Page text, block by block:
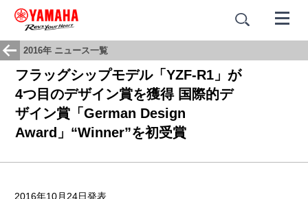
2016年 ニュース一覧
フラッグシップモデル「YZF-R1」が
4つ目のデザイン賞を獲得 国際的デ
ザイン賞「German Design
Award」“Winner”を初受賞
2016年10月24日発表